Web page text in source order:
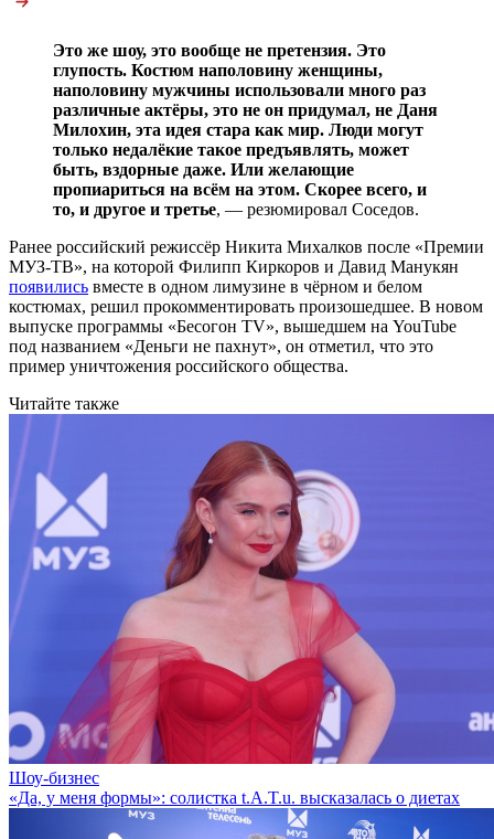
Это же шоу, это вообще не претензия. Это
глупость. Костюм наполовину женщины,
наполовину мужчины использовали много раз
различные актёры, это не он придумал, не Даня
Милохин, эта идея стара как мир. Люди могут
только недалёкие такое предъявлять, может
быть, вздорные даже. Или желающие
пропиариться на всём на этом. Скорее всего, и
то, и другое и третье, — резюмировал Соседов.
Ранее российский режиссёр Никита Михалков после «Премии
МУЗ-ТВ», на которой Филипп Киркоров и Давид Манукян
появились вместе в одном лимузине в чёрном и белом
костюмах, решил прокомментировать произошедшее. В новом
выпуске программы «Бесогон TV», вышедшем на YouTube
под названием «Деньги не пахнут», он отметил, что это
пример уничтожения российского общества.
Читайте также
Шоу-бизнес
«Да, у меня формы»: солистка t.A.T.u. высказалась о диетах